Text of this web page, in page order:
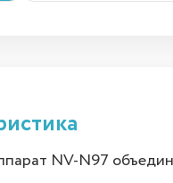
NV-N97